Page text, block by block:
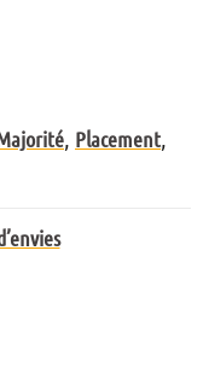
, Placement,